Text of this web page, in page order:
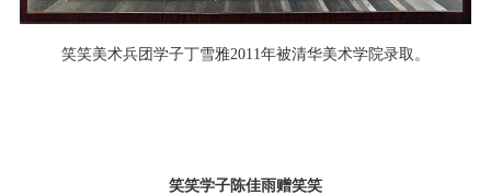
笑笑美术兵团学子丁雪雅2011年被清华美术学院录取。
笑笑学子陈佳雨赠笑笑